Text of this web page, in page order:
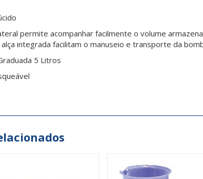
permite acompanhar facilmente o volume
integrada facilitam o manuseio e transporte da
5 Litros